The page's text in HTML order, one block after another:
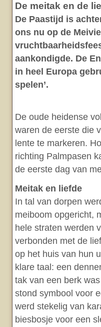
De meitak en de
De Paastijd is
ons nu op de
aankondigde. De
in heel Europa
spelen’.
De oude heidense
waren de eerste die
lente te markeren.
richting Palmpasen
de eerste dag van
Meitak en liefde
In tal van dorpen
meiboom opgericht,
hele straten werden
verbonden met de
op het huis van hun
klare taal: een
tak van een berk
stond symbool voor
werd stekelig van
biesbosje voor een